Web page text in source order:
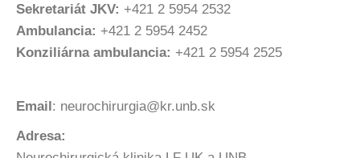
Sekretariát JKV: +421 2 5954 2532
Ambulancia: +421 2 5954 2452
Konziliárna ambulancia: +421 2 5954 2525
Email: neurochirurgia@kr.unb.sk
Adresa: